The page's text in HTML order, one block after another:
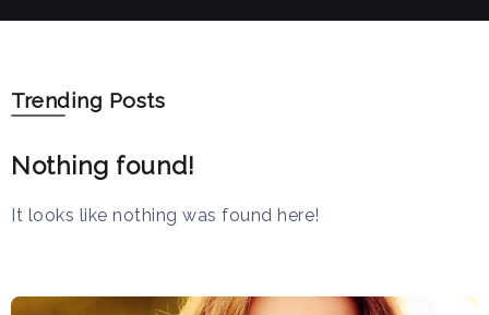
Trending Posts
Nothing found!
It looks like nothing was found here!